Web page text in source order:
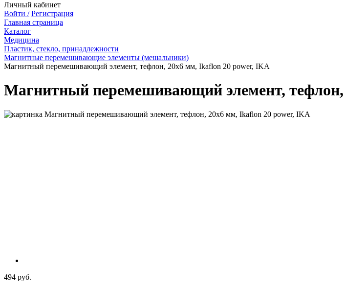
Личный кабинет
Войти / Регистрация
Главная страница
Каталог
Медицина
Пластик, стекло, принадлежности
Магнитные перемешивающие элементы (мешальники)
Магнитный перемешивающий элемент, тефлон, 20х6 мм, Ikaflon 20 power, IKA
Магнитный перемешивающий элемент,
494 руб.